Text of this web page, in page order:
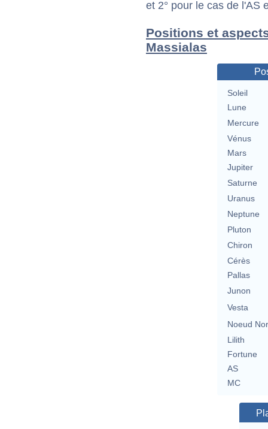
et 2° pour le cas de l'AS
Positions et
Massialas
Soleil
Lune
Mercure
Vénus
Mars
Jupiter
Saturne
Uranus
Neptune
Pluton
Chiron
Cérès
Pallas
Junon
Vesta
Noeud
Lilith
Fortune
AS
MC